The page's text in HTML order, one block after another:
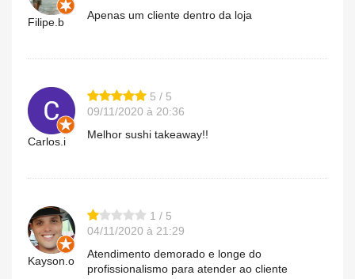
Filipe.b
Apenas um cliente dentro da loja
Carlos.i
5 / 5
09/11/2020 à 20:36
Melhor sushi takeaway!!
Kayson.o
1 / 5
04/11/2020 à 21:29
Atendimento demorado e longe do
profissionalismo para atender ao cliente